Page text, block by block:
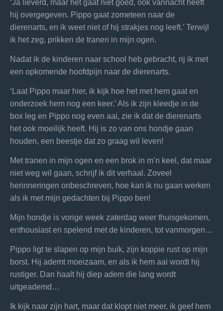
‘Ja lieverd, maar het gaat niet goed, ook vannacht heeft
hij overgegeven. Pippo gaat zometeen naar de
dierenarts, en ik weet niet of hij strakjes nog leeft.’ Terwijl
ik het zeg, prikken de tranen in mijn ogen.
Nadat ik de kinderen naar school heb gebracht, rij ik met
een opkomende hoofdpijn naar de dierenarts.
‘Laat Pippo maar hier, ik kijk hoe het met hem gaat en
onderzoek hem nog een keer.’ Als ik zijn kleedje in de
box leg en Pippo nog even aai, zie ik dat de dierenarts
het ook moeilijk heeft. Hij is zo van ons hondje gaan
houden, een beestje dat zo graag wi l leven!
Met tranen in mijn ogen en een brok in m’n keel, dat maar
niet weg wil gaan, schrijf ik dit verhaal. Zoveel
herinneringen onbeschreven, hoe kan ik nu gaan werken
als ik met mijn gedachten bij Pippo ben!
Mijn hondje is vorige week zaterdag weer thuisgekomen,
enthousiast en spelend met de kinderen, tot vanmorgen…
Pippo ligt te slapen op mijn buik, zijn koppie rust op mijn
borst. Hij ademt moeizaam, en als ik hem aai wordt hij
rustiger. Dan haalt hij diep adem die lang wordt
uitgeademd…
Ik kijk naar zijn hart, maar dat klopt niet meer, ik geef hem